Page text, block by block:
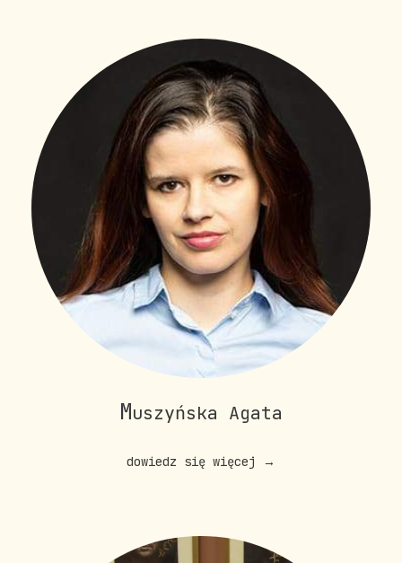
Muszyńska Agata
dowiedz się więcej